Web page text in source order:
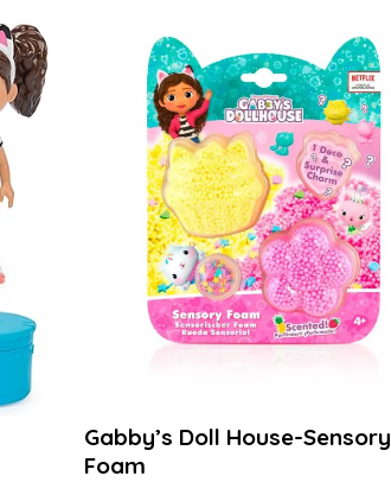
Gabby’s Doll House-Sensory
Foam